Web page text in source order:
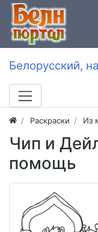
Белорусский,
Раскраски Из
Чип и
помощь